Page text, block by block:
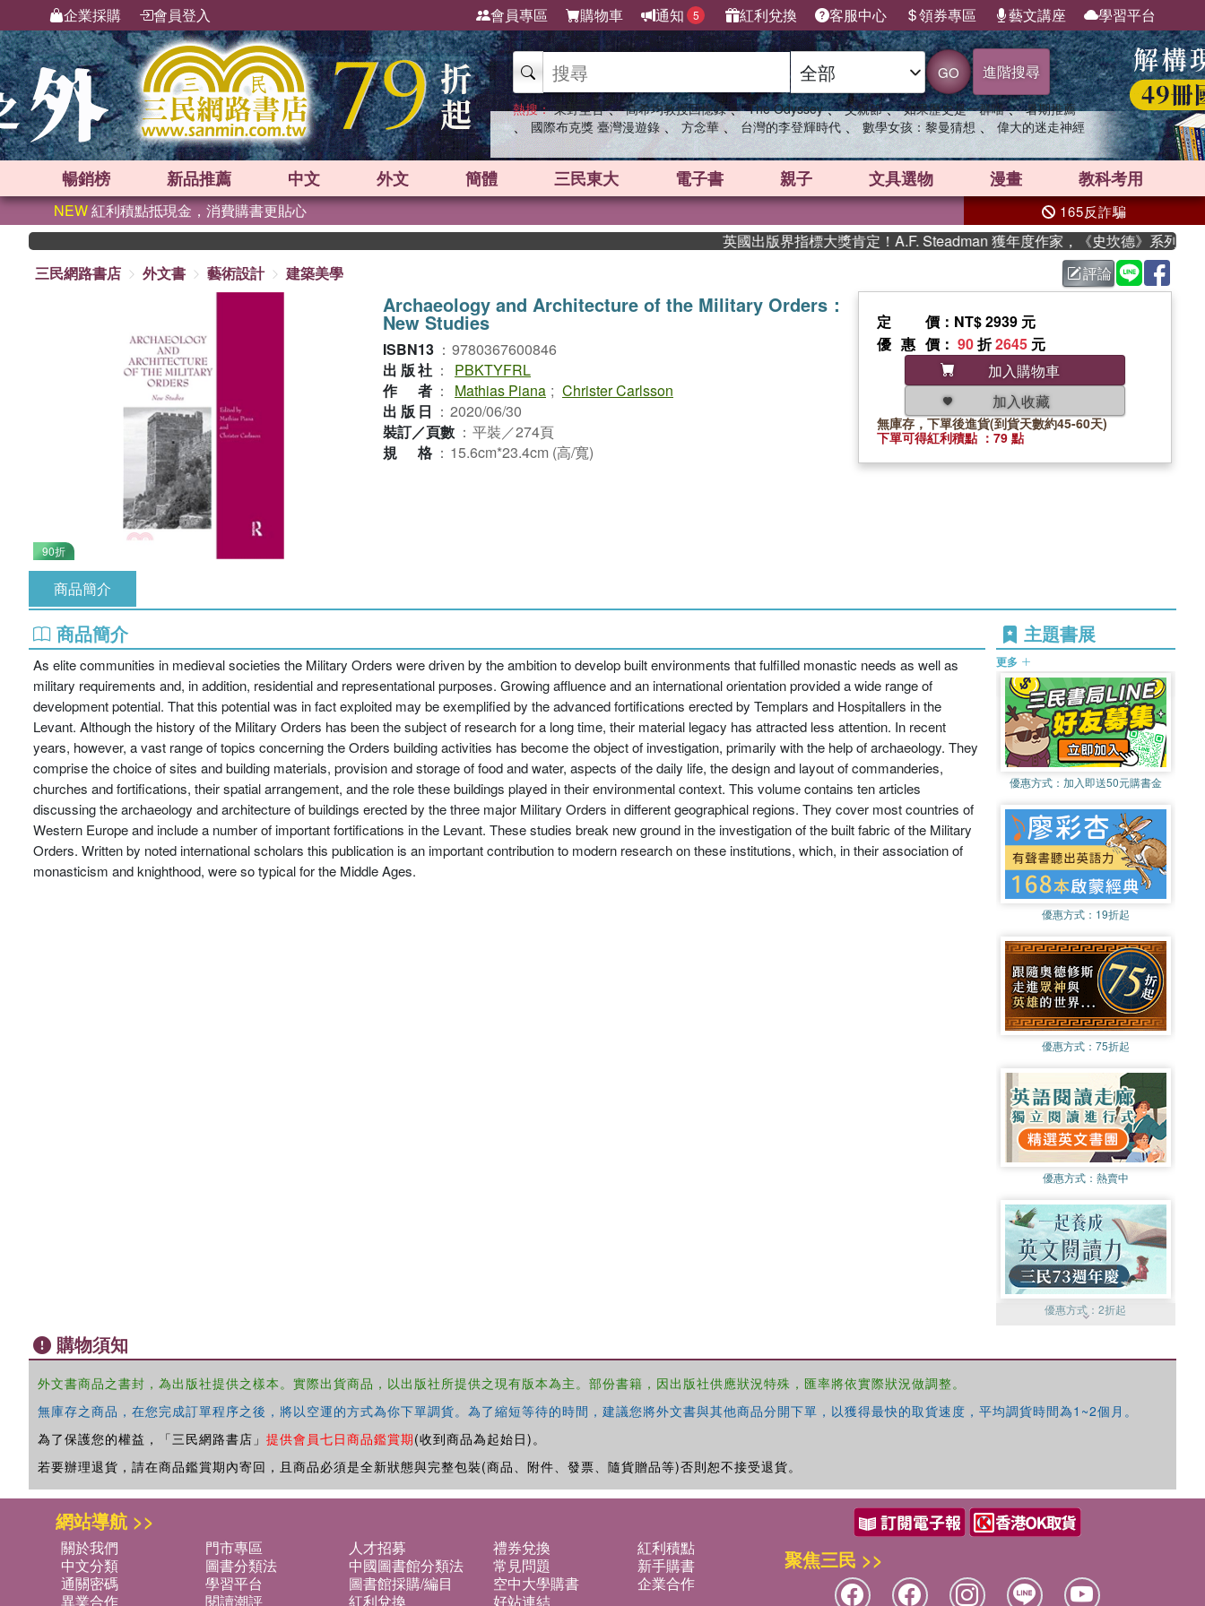
企業採購 會員登入 會員專區 購物車 通知 5 紅利兌換 客服中心 領券專區 藝文講座 學習平台
GO 進階搜尋
熱搜： 東野圭吾 、 高希均教授回憶錄 、 The Odyssey 、 父親節 、 如果歷史是一群喵 、 暑期推薦
、 國際布克獎 臺灣漫遊錄 、 方念華 、 台灣的李登輝時代 、 數學女孩：黎曼猜想 、 偉大的迷走神經
暢銷榜 新品推薦 中文 外文 簡體 三民東大 電子書 親子 文具選物 漫畫 教科考用
NEW紅利積點抵現金，消費購書更貼心 165反詐騙
英國出版界指標大獎肯定！A.F. Steadman 獲年度作家，《史坎德》系列帶你踏
三民網路書店
外文書 藝術設計 建築美學 評論
90折
Archaeology and Architecture of the Military Orders：
New Studies
ISBN13 ： 9780367600846
出版社 ：
PBKTYFRL
作者 ： Mathias Piana ; Christer Carlsson
出版日 ： 2020/06/30
裝訂／頁數 ： 平裝／274頁
規格 ： 15.6cm*23.4cm (高/寬)
定價 ：NT$ 2939 元
優惠價 ： 90折2645 元
加入購物車
加入收藏
無庫存，下單後進貨(到貨天數約45-60天)
下單可得紅利積點 ：79 點
商品簡介
商品簡介
As elite communities in medieval societies the Military Orders were driven by the ambition to develop built environments that fulfilled monastic needs as well as
military requirements and, in addition, residential and representational purposes. Growing affluence and an international orientation provided a wide range of
development potential. That this potential was in fact exploited may be exemplified by the advanced fortifications erected by Templars and Hospitallers in the
Levant. Although the history of the Military Orders has been the subject of research for a long time, their material legacy has attracted less attention. In recent
years, however, a vast range of topics concerning the Orders building activities has become the object of investigation, primarily with the help of archaeology. They
comprise the choice of sites and building materials, provision and storage of food and water, aspects of the daily life, the design and layout of commanderies,
churches and fortifications, their spatial arrangement, and the role these buildings played in their environmental context. This volume contains ten articles
discussing the archaeology and architecture of buildings erected by the three major Military Orders in different geographical regions. They cover most countries of
Western Europe and include a number of important fortifications in the Levant. These studies break new ground in the investigation of the built fabric of the Military
Orders. Written by noted international scholars this publication is an important contribution to modern research on these institutions, which, in their association of
monasticism and knighthood, were so typical for the Middle Ages.
主題書展
更多
優惠方式： 加入即送50元購書金
優惠方式： 19折起
優惠方式： 75折起
優惠方式： 熱賣中
優惠方式：2折起
購物須知
外文書商品之書封，為出版社提供之樣本。實際出貨商品，以出版社所提供之現有版本為主。部份書籍，因出版社供應狀況特殊，匯率將依實際狀況做調整。
無庫存之商品，在您完成訂單程序之後，將以空運的方式為你下單調貨。為了縮短等待的時間，建議您將外文書與其他商品分開下單，以獲得最快的取貨速度，平均調貨時間為1~2個月。
為了保護您的權益，「三民網路書店」 提供會員七日商品鑑賞期(收到商品為起始日)。
若要辦理退貨，請在商品鑑賞期內寄回，且商品必須是全新狀態與完整包裝(商品、附件、發票、隨貨贈品等)否則恕不接受退貨。
網站導航 >>
關於我們 門市專區 人才招募 禮券兌換
紅利積點
中文分類
圖書分類法 中國圖書館分類法 常見問題
新手購書
通關密碼
學習平台 圖書館採購/編目 空中大學購書
企業合作
異業合作
閱讀潮評 紅利兌換 好站連結
聚焦三民 >>